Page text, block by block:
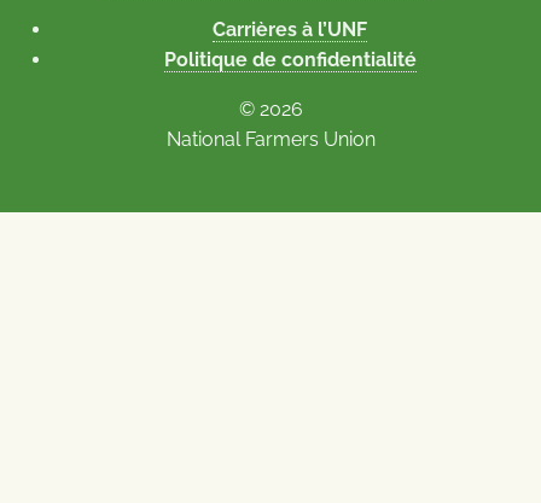
Carrières à l’UNF
Politique de confidentialité
© 2026
National Farmers Union